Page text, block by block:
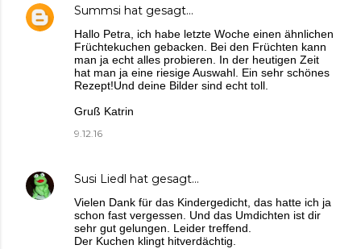
Summsi hat gesagt…
Hallo Petra, ich habe letzte Woche einen ähnlichen
Früchtekuchen gebacken. Bei den Früchten kann
man ja echt alles probieren. In der heutigen Zeit
hat man ja eine riesige Auswahl. Ein sehr schönes
Rezept!Und deine Bilder sind echt toll.
Gruß Katrin
9.12.16
Susi Liedl hat gesagt…
Vielen Dank für das Kindergedicht, das hatte ich ja
schon fast vergessen. Und das Umdichten ist dir
sehr gut gelungen. Leider treffend.
Der Kuchen klingt hitverdächtig.